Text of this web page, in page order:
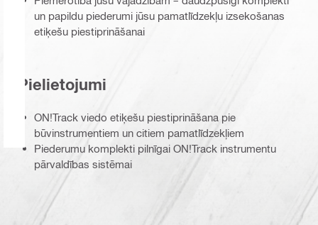
un papildu piederumi jūsu pamatlīdzekļu izsekošanas
etiķešu piestiprināšanai
Pielietojumi
ON!Track viedo etiķešu piestiprināšana pie
būvinstrumentiem un citiem pamatlīdzekļiem
Piederumu komplekti pilnīgai ON!Track instrumentu
pārvaldības sistēmai